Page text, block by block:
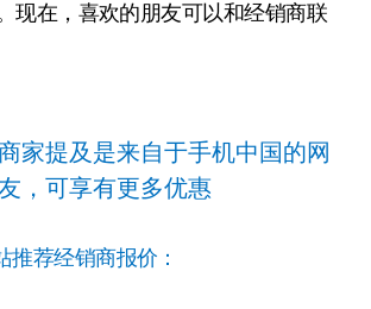
现在，喜欢的朋友可以和经销商联
家提及是来自于手机中国的网
，可享有更多优惠
荐经销商报价：